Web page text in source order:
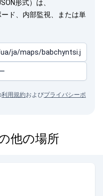
形式）は、
ド、内部監視、または単
利用規約およびプライバシーポ
他の場所